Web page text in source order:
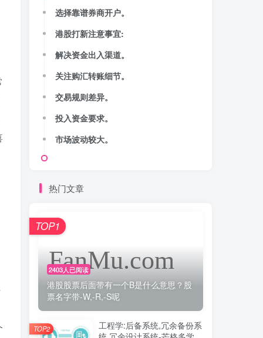
选择靠谱券商开户。
港股打新注意事宜:
解决资金出入渠道。
关注购汇转账细节。
交易规则差异。
投入资金要求。
市场波动较大。
热门文章
2403人已阅读
港股股票后面带有一个B是什么意思？股
票名字带-W,-R,-S呢
TOP1
工程学:后备系统,冗余备份系
TOP2